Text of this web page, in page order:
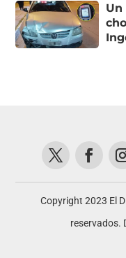
Un
Copyright 2023 El
reservados.